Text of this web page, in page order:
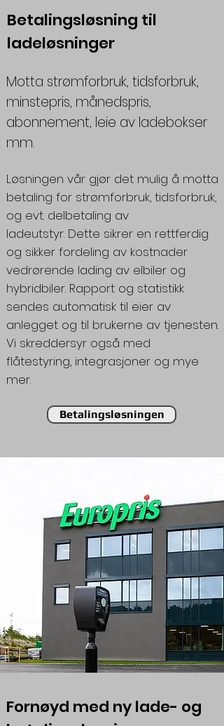
Betalingsløsning til
ladeløsninger
Motta strømforbruk, tidsforbruk,
minstepris, månedspris,
abonnement, leie av ladebokser
mm.
Løsningen vår gjør det mulig å motta
betaling for strømforbruk, tidsforbruk,
og evt. delbetaling av
ladeutstyr. Dette sikrer en rettferdig
og sikker fordeling av kostnader
vedrørende lading av elbiler og
hybridbiler. Rapport og statistikk
sendes automatisk til eier av
anlegget og til brukerne av tjenesten.
Vi skreddersyr også med
flåtestyring, integrasjoner og mye
mer.
Betalingsløsningen
Fornøyd med ny lade- og